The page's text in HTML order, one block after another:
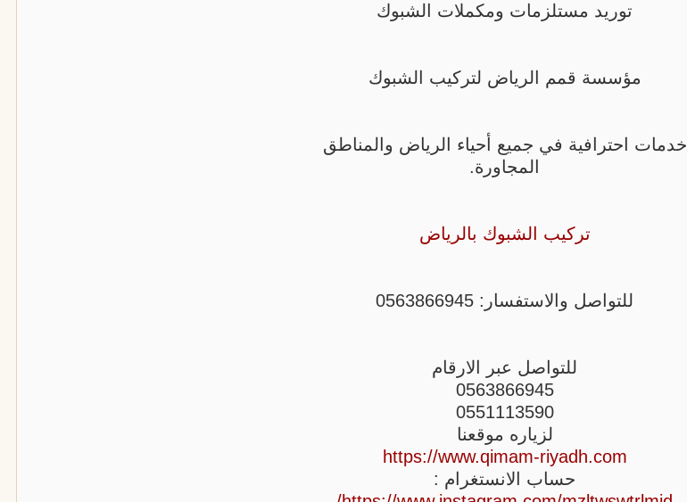
توريد مستلزمات ومكملات الشبوك
مؤسسة قمم الرياض لتركيب الشبوك
خدمات احترافية في جميع أحياء الرياض والمناطق
المجاورة.
تركيب الشبوك بالرياض
للتواصل والاستفسار: 0563866945
للتواصل عبر الارقام
0563866945
0551113590
لزياره موقعنا
https://www.qimam-riyadh.com
حساب الانستغرام :